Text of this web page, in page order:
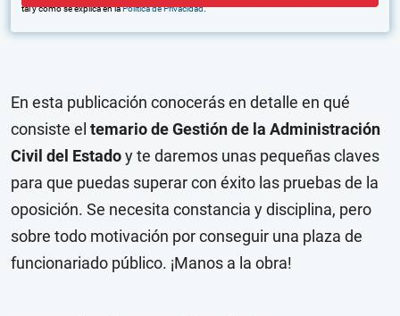
tal y como se explica en laPolítica de Privacidad.
En esta publicación conocerás en detalle en qué
consiste el temario de Gestión de la Administración
Civil del Estadoy te daremos unas pequeñas claves
para que puedas superar con éxito las pruebas de la
oposición. Se necesita constancia y disciplina, pero
sobre todo motivación por conseguir una plaza de
funcionariado público. ¡Manos a la obra!